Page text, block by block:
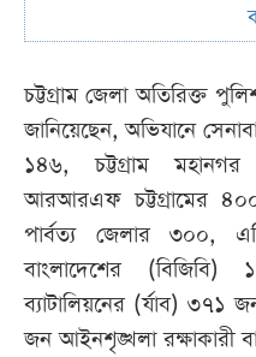
চট্টগ্রাম জেলা অতিরিক্ত
জানিয়েছেন, অভিযানে
১৪৬, চট্টগ্রাম
আরআরএফ চট্টগ্রামের
পার্বত্য জেলার ৩০০,
বাংলাদেশের
ব্যাটালিয়নের (র্যাব)
জন আইনশৃঙ্খলা রক্ষাকারী